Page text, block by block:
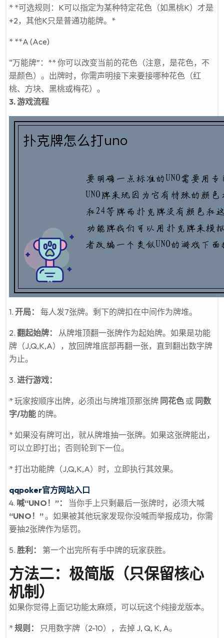
* *可选规则：K可以指定为某种特定花色（如黑桃K）才是
+2，其他K只是普通功能牌。*
* **A (Ace)
“万能牌”：** 你可以改变当前的花色（注意，是花色，不
是颜色）。出牌时，你需声明接下来要接哪种花色（红
桃、方块、黑桃或梅花）。
3. 游戏流程
1. 开局： 每人发7张牌。剩下的牌扣在中间作为牌堆。
2. 翻起始牌：
从牌堆顶翻一张牌作为起始牌。如果是功能
牌（J,Q,K,A），放回牌堆底部再翻一张，直到翻出数字牌
为止。
3. 进行游戏：
* 玩家按顺序出牌，必须出与牌堆顶那张牌 同花色 或 同数
字/功能 的牌。
* 如果没有牌可出，就从牌堆抽一张牌。如果这张牌能出，
可以立即打出；否则轮到下一位。
* 打出功能牌（J,Q,K,A）时，立即执行其效果。
qqpoker官方网站入口
4. 喊“UNO！”：
当你手上只剩最后一张牌时，必须大喊
“UNO！”。如果被其他玩家发现你没喊而举报成功，你需
要抽2张牌作为惩罚。
5. 胜利： 第一个出完所有手中牌的玩家获胜。
方法二：极简版（只保留核心
机制）
如果你觉得上面记功能太麻烦，可以玩这个纯接龙版本。
*规则： 只用数字牌（2-10），去掉 J, Q, K, A。